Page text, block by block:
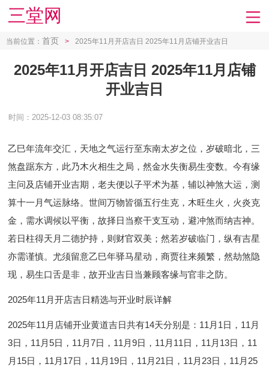
三堂网
当前位置： 首页 > 2025年11月开店吉日 2025年11月店铺开业吉日
2025年11月开店吉日 2025年11月店铺
开业吉日
时间：2025-12-03 08:35:07
乙巳年流年交汇，天地之气运行至东南太岁之位，岁破暗北，三
煞盘踞东方，此乃木火相生之局，然金水失衡易生变数。今有缘
主问及店铺开业吉期，老夫便以子平术为基，辅以神煞大运，测
算十一月气运脉络。世间万物皆循五行生克，木旺生火，火炎克
金，需水调候以平衡，故择日当察干支互动，避冲煞而纳吉神。
若日柱得天月二德护持，则财官双美；然若岁破临门，纵有吉星
亦需谨慎。尤须留意乙巳年驿马星动，商贾往来频繁，然劫煞隐
现，易生口舌是非，故开业吉日当兼顾客缘与官非之防。
2025年11月开店吉日精选与开业时辰详解
2025年11月店铺开业黄道吉日共有14天分别是：11月1日，11月
3日，11月5日，11月7日，11月9日，11月11日，11月13日，11
月15日，11月17日，11月19日，11月21日，11月23日，11月25